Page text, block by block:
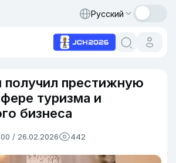
Русский
получил престижную
туризма и
бизнеса
/ 26.02.2026 442